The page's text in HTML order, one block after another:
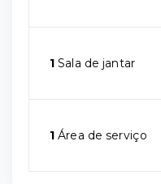
1 Sala de jantar
1 Área de serviço